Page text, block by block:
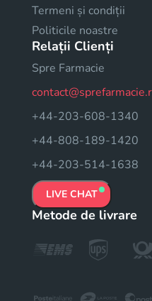
Termeni și condiții
Politicile noastre
Relații Clienți
Spre Farmacie
+44-203-608-1340
+44-808-189-1420
+44-203-514-1638
LIVE CHAT
Metode de livrare